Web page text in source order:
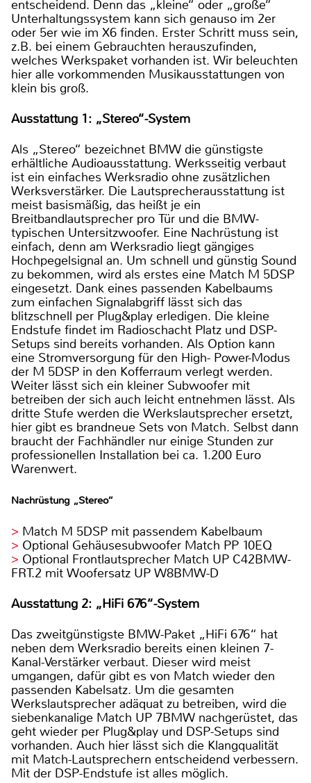
entscheidend. Denn das „kleine“ oder „große“
Unterhaltungssystem kann sich genauso im 2er
oder 5er wie im X6 finden. Erster Schritt muss sein,
z.B. bei einem Gebrauchten herauszufinden,
welches Werkspaket vorhanden ist. Wir beleuchten
hier alle vorkommenden Musikausstattungen von
klein bis groß.
Ausstattung 1: „Stereo“-System
Als „Stereo“ bezeichnet BMW die günstigste
erhältliche Audioausstattung. Werksseitig verbaut
ist ein einfaches Werksradio ohne zusätzlichen
Werksverstärker. Die Lautsprecherausstattung ist
meist basismäßig, das heißt je ein
Breitbandlautsprecher pro Tür und die BMW-
typischen Untersitzwoofer. Eine Nachrüstung ist
einfach, denn am Werksradio liegt gängiges
Hochpegelsignal an. Um schnell und günstig Sound
zu bekommen, wird als erstes eine Match M 5DSP
eingesetzt. Dank eines passenden Kabelbaums
zum einfachen Signalabgriff lässt sich das
blitzschnell per Plug&play erledigen. Die kleine
Endstufe findet im Radioschacht Platz und DSP-
Setups sind bereits vorhanden. Als Option kann
eine Stromversorgung für den High- Power-Modus
der M 5DSP in den Kofferraum verlegt werden.
Weiter lässt sich ein kleiner Subwoofer mit
betreiben der sich auch leicht entnehmen lässt. Als
dritte Stufe werden die Werkslautsprecher ersetzt,
hier gibt es brandneue Sets von Match. Selbst dann
braucht der Fachhändler nur einige Stunden zur
professionellen Installation bei ca. 1.200 Euro
Warenwert.
Nachrüstung „Stereo“
Match M 5DSP mit passendem Kabelbaum
Optional Gehäusesubwoofer Match PP 10EQ
Optional Frontlautsprecher Match UP C42BMW-
FRT.2 mit Woofersatz UP W8BMW-D
Ausstattung 2: „HiFi 676“-System
Das zweitgünstigste BMW-Paket „HiFi 676“ hat
neben dem Werksradio bereits einen kleinen 7-
Kanal-Verstärker verbaut. Dieser wird meist
umgangen, dafür gibt es von Match wieder den
passenden Kabelsatz. Um die gesamten
Werkslautsprecher adäquat zu betreiben, wird die
siebenkanalige Match UP 7BMW nachgerüstet, das
geht wieder per Plug&play und DSP-Setups sind
vorhanden. Auch hier lässt sich die Klangqualität
mit Match-Lautsprechern entscheidend verbessern.
Mit der DSP-Endstufe ist alles möglich.